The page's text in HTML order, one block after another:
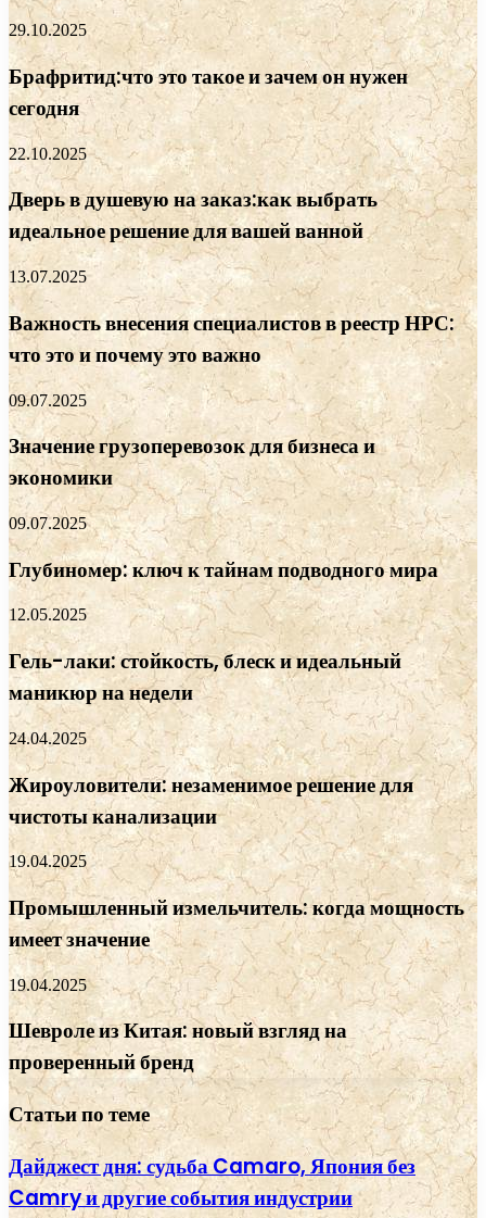
29.10.2025
Брафритид:что это такое и зачем он нужен
сегодня
22.10.2025
Дверь в душевую на заказ:как выбрать
идеальное решение для вашей ванной
13.07.2025
Важность внесения специалистов в реестр НРС:
что это и почему это важно
09.07.2025
Значение грузоперевозок для бизнеса и
экономики
09.07.2025
Глубиномер: ключ к тайнам подводного мира
12.05.2025
Гель-лаки: стойкость, блеск и идеальный
маникюр на недели
24.04.2025
Жироуловители: незаменимое решение для
чистоты канализации
19.04.2025
Промышленный измельчитель: когда мощность
имеет значение
19.04.2025
Шевроле из Китая: новый взгляд на
проверенный бренд
Статьи по теме
Дайджест дня: судьба Camaro, Япония без
Camry и другие события индустрии